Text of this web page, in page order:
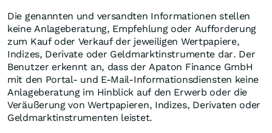
Die genannten und versandten Informationen stellen
keine Anlageberatung, Empfehlung oder Aufforderung
zum Kauf oder Verkauf der jeweiligen Wertpapiere,
Indizes, Derivate oder Geldmarktinstrumente dar. Der
Benutzer erkennt an, dass der Apaton Finance GmbH
mit den Portal- und E-Mail-Informationsdiensten keine
Anlageberatung im Hinblick auf den Erwerb oder die
Veräußerung von Wertpapieren, Indizes, Derivaten oder
Geldmarktinstrumenten leistet.